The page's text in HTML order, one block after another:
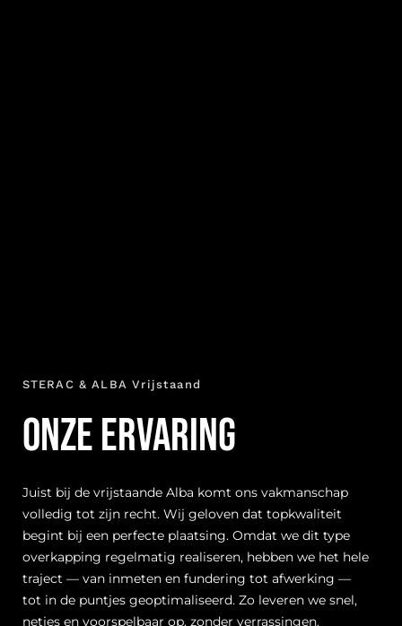
Onze ervaring
Juist bij de vrijstaande Alba komt ons vakmanschap
volledig tot zijn recht. Wij geloven dat topkwaliteit
overkapping regelmatig realiseren, hebben we het hele
traject — van inmeten en fundering tot afwerking —
tot in de puntjes geoptimaliseerd. Zo leveren we snel,
netjes en voorspelbaar op, zonder verrassingen.
Dit betekent voor u een schone montage met
minimale overlast en begeleiding van A tot Z. We